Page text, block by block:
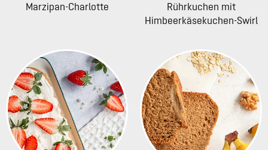
Marzipan-Charlotte
Rührkuchen mit
Himbeerkäsekuchen-Swirl